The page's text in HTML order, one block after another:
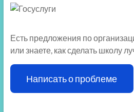
Есть предложения по
или знаете, как сделать школу
Написать о проблеме